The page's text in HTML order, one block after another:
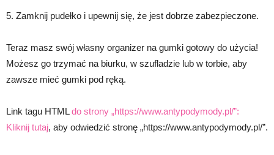
5. Zamknij pudełko i upewnij się, że jest dobrze zabezpieczone.
Teraz masz swój własny organizer na gumki gotowy do użycia!
Możesz go trzymać na biurku, w szufladzie lub w torbie, aby
zawsze mieć gumki pod ręką.
Link tagu HTMLdo strony „https://www.antypodymody.pl/”:
Kliknij tutaj, aby odwiedzić stronę „https://www.antypodymody.pl/”.